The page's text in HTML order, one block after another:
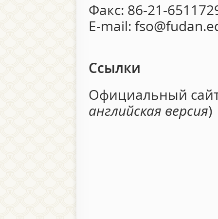
Факс: 86-21-
E-mail:
Ссылки
Официальный
английская версия)